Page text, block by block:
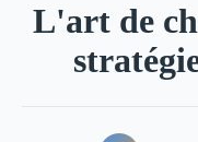
L'art de